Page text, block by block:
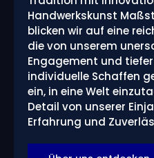
Handwerkskunst
blicken wir auf eine
die von unserem
Engagement und
individuelle Schaffen
ein, in eine Welt
Detail von unserer
Erfahrung und